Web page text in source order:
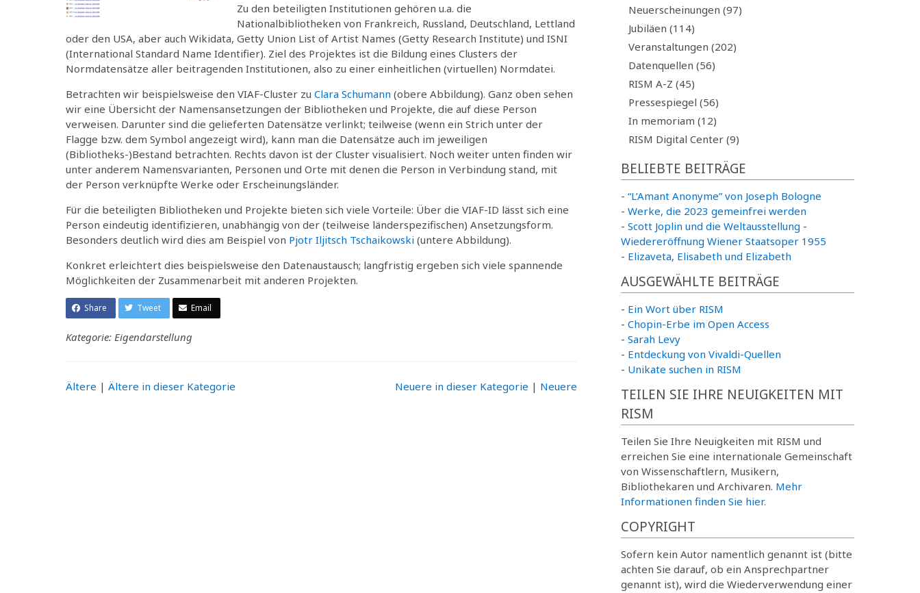
Zu den beteiligten Institutionen gehören u.a. die
Nationalbibliotheken von Frankreich, Russland, Deutschland, Lettland
oder den USA, aber auch Wikidata, Getty Union List of Artist Names (Getty Research Institute) und ISNI
(International Standard Name Identifier). Ziel des Projektes ist die Bildung eines Clusters der
Normdatensätze aller beitragenden Institutionen, also zu einer einheitlichen (virtuellen) Normdatei.
Betrachten wir beispielsweise den VIAF-Cluster zu Clara Schumann (obere Abbildung). Ganz oben sehen
wir eine Übersicht der Namensansetzungen der Bibliotheken und Projekte, die auf diese Person
verweisen. Darunter sind die gelieferten Datensätze verlinkt; teilweise (wenn ein Strich unter der
Flagge bzw. dem Symbol angezeigt wird), kann man die Datensätze auch im jeweiligen
(Bibliotheks-)Bestand betrachten. Rechts davon ist der Cluster visualisiert. Noch weiter unten finden wir
unter anderem Namensvarianten, Personen und Orte mit denen die Person in Verbindung stand, mit
der Person verknüpfte Werke oder Erscheinungsländer.
Für die beteiligten Bibliotheken und Projekte bieten sich viele Vorteile: Über die VIAF-ID lässt sich eine
Person eindeutig identifizieren, unabhängig von der (teilweise länderspezifischen) Ansetzungsform.
Besonders deutlich wird dies am Beispiel von Pjotr Iljitsch Tschaikowski (untere Abbildung).
Konkret erleichtert dies beispielsweise den Datenaustausch; langfristig ergeben sich viele spannende
Möglichkeiten der Zusammenarbeit mit anderen Projekten.
Share Tweet Email
Kategorie: Eigendarstellung
Ältere | Ältere in dieser Kategorie Neuere in dieser Kategorie | Neuere
Neuerscheinungen (97)
Jubiläen (114)
Veranstaltungen (202)
Datenquellen (56)
RISM A-Z (45)
Pressespiegel (56)
In memoriam (12)
RISM Digital Center (9)
BELIEBTE BEITRÄGE
- “L’Amant Anonyme” von Joseph Bologne
- Werke, die 2023 gemeinfrei werden
- Scott Joplin und die Weltausstellung -
Wiedereröffnung Wiener Staatsoper 1955
- Elizaveta, Elisabeth und Elizabeth
AUSGEWÄHLTE BEITRÄGE
- Ein Wort über RISM
- Chopin-Erbe im Open Access
- Sarah Levy
- Entdeckung von Vivaldi-Quellen
- Unikate suchen in RISM
TEILEN SIE IHRE NEUIGKEITEN MIT
RISM
Teilen Sie Ihre Neuigkeiten mit RISM und
erreichen Sie eine internationale Gemeinschaft
von Wissenschaftlern, Musikern,
Bibliothekaren und Archivaren. Mehr
Informationen finden Sie hier.
COPYRIGHT
Sofern kein Autor namentlich genannt ist (bitte
achten Sie darauf, ob ein Ansprechpartner
genannt ist), wird die Wiederverwendung einer